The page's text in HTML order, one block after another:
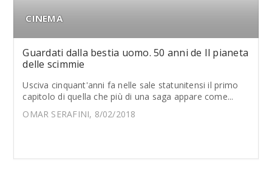
CINEMA
Guardati dalla bestia uomo. 50 anni de Il pianeta
delle scimmie
Usciva cinquant'anni fa nelle sale statunitensi il primo
capitolo di quella che più di una saga appare come...
OMAR SERAFINI, 8/02/2018